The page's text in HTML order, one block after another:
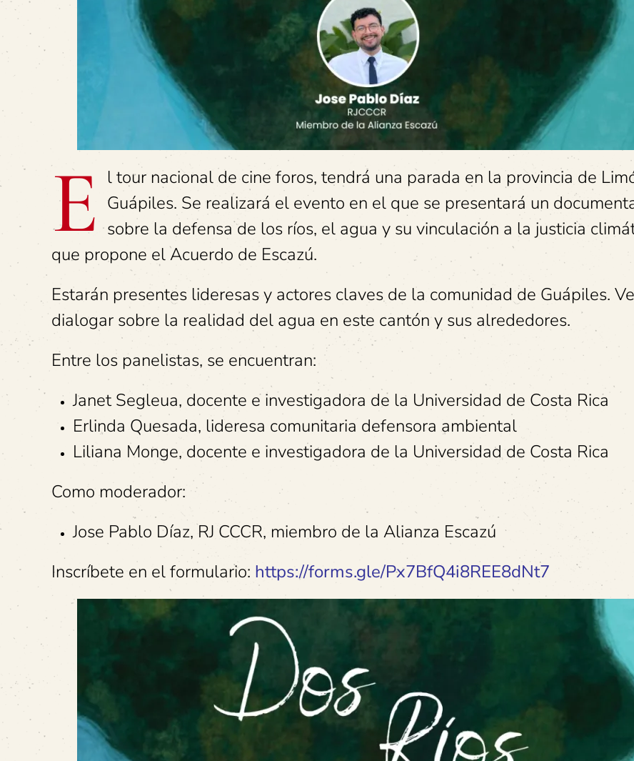
E l tour nacional de cine foros, tendrá una parada en la provincia de
Guápiles. Se realizará el evento en el que se presentará un
sobre la defensa de los ríos, el agua y su vinculación a la justicia
que propone el Acuerdo de Escazú.
Estarán presentes lideresas y actores claves de la comunidad de Guápiles.
dialogar sobre la realidad del agua en este cantón y sus alrededores.
Entre los panelistas, se encuentran:
Janet Segleua, docente e investigadora de la Universidad de Costa Rica
Erlinda Quesada, lideresa comunitaria defensora ambiental
Liliana Monge, docente e investigadora de la Universidad de Costa Rica
Como moderador:
Jose Pablo Díaz, RJ CCCR, miembro de la Alianza Escazú
Inscríbete en el formulario: https://forms.gle/Px7BfQ4i8REE8dNt7